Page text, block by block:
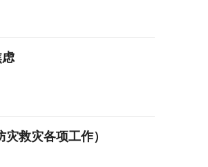
救灾各项工作）